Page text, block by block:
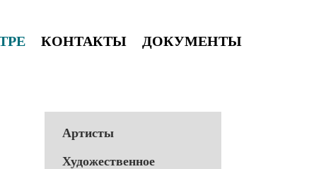
КОНТАКТЫ ДОКУМЕНТЫ
Артисты
Художественное